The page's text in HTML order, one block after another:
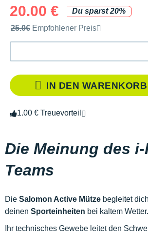
20.00 €
Du sparst 20%
Unverbindliche Preisempfehlung der
25.0€ Empfohlener Preis
IN DEN
1.00 € Treuevorteil
Die Meinung des i-
Teams
Die Salomon Active Mütze begleitet
deinen Sporteinheiten bei kaltem Wetter.
Ihr technisches Gewebe leitet den